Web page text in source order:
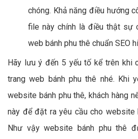
chóng. Khả năng điều hướng
file này chính là điều thật sự
web bánh phu thê chuẩn SEO
Hãy lưu ý đến 5 yếu tố kể trên khi
trang web bánh phu thê nhé. Khi
website bánh phu thê, khách hàng
này để đặt ra yêu cầu cho website
Như vậy website bánh phu thê